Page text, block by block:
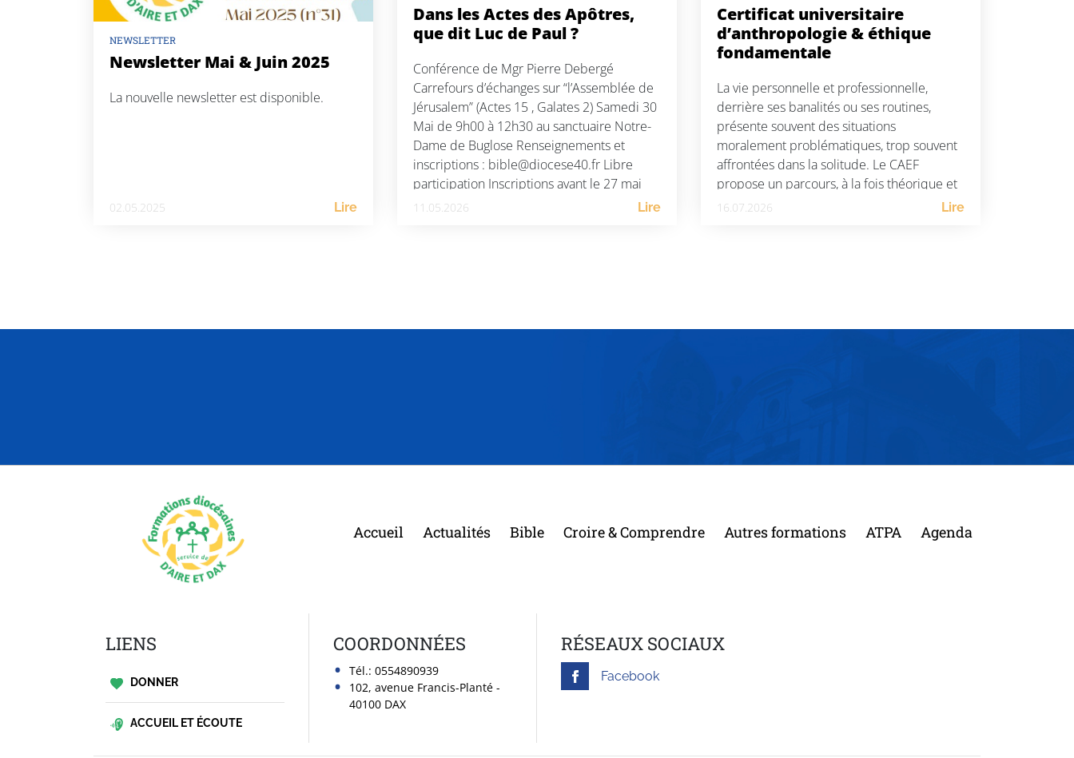
NEWSLETTER
Newsletter Mai & Juin 2025
La nouvelle newsletter est disponible.
02.05.2025 Lire
Dans les Actes des Apôtres,
que dit Luc de Paul ?
Conférence de Mgr Pierre Debergé
Carrefours d’échanges sur “l’Assemblée de
Jérusalem” (Actes 15 , Galates 2) Samedi 30
Mai de 9h00 à 12h30 au sanctuaire Notre-
Dame de Buglose Renseignements et
inscriptions : bible@diocese40.fr Libre
participation Inscriptions avant le 27 mai
11.05.2026 Lire
Certificat universitaire
d’anthropologie & éthique
fondamentale
La vie personnelle et professionnelle,
derrière ses banalités ou ses routines,
présente souvent des situations
moralement problématiques, trop souvent
affrontées dans la solitude. Le CAEF
propose un parcours, à la fois théorique et
enraciné dans la vie concrète, dont le but
16.07.2026 Lire
Accueil Actualités Bible Croire & Comprendre Autres formations ATPA Agenda
LIENS
DONNER
ACCUEIL ET ÉCOUTE
COORDONNÉES
Tél.: 0554890939
102, avenue Francis-Planté -
40100 DAX
RÉSEAUX SOCIAUX
Facebook